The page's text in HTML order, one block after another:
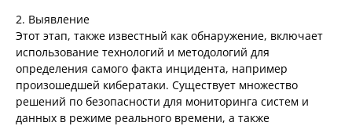
2. Выявление
Этот этап, также известный как обнаружение, включает
использование технологий и методологий для
определения самого факта инцидента, например
произошедшей кибератаки. Существует множество
решений по безопасности для мониторинга систем и
данных в режиме реального времени, а также